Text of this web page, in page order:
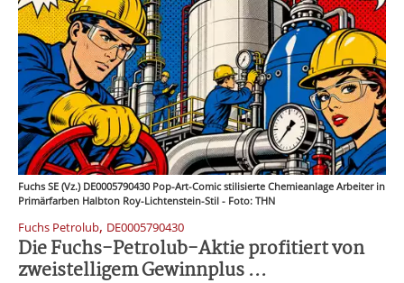
Fuchs SE (Vz.) DE0005790430 Pop-Art-Comic stilisierte Chemieanlage Arbeiter in
Primärfarben Halbton Roy-Lichtenstein-Stil - Foto: THN
Fuchs Petrolub, DE0005790430
Die Fuchs-Petrolub-Aktie profitiert von
zweistelligem Gewinnplus ...